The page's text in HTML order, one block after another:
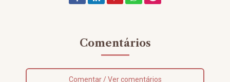
Comentários
Comentar / Ver comentários